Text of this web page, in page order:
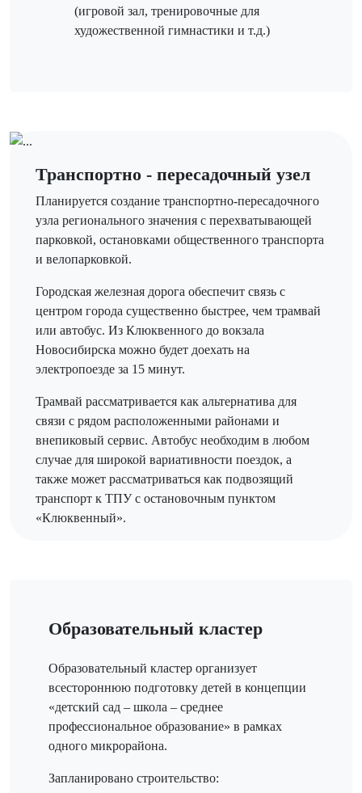
(игровой зал, тренировочные для
художественной гимнастики и т.д.)
Транспортно - пересадочный узел
Планируется создание транспортно-пересадочного
узла регионального значения с перехватывающей
парковкой, остановками общественного транспорта
и велопарковкой.
Городская железная дорога обеспечит связь с
центром города существенно быстрее, чем трамвай
или автобус. Из Клюквенного до вокзала
Новосибирска можно будет доехать на
электропоезде за 15 минут.
Трамвай рассматривается как альтернатива для
связи с рядом расположенными районами и
внепиковый сервис. Автобус необходим в любом
случае для широкой вариативности поездок, а
также может рассматриваться как подвозящий
транспорт к ТПУ с остановочным пунктом
«Клюквенный».
Образовательный кластер
Образовательный кластер организует
всестороннюю подготовку детей в концепции
«детский сад – школа – среднее
профессиональное образование» в рамках
одного микрорайона.
Запланировано строительство: